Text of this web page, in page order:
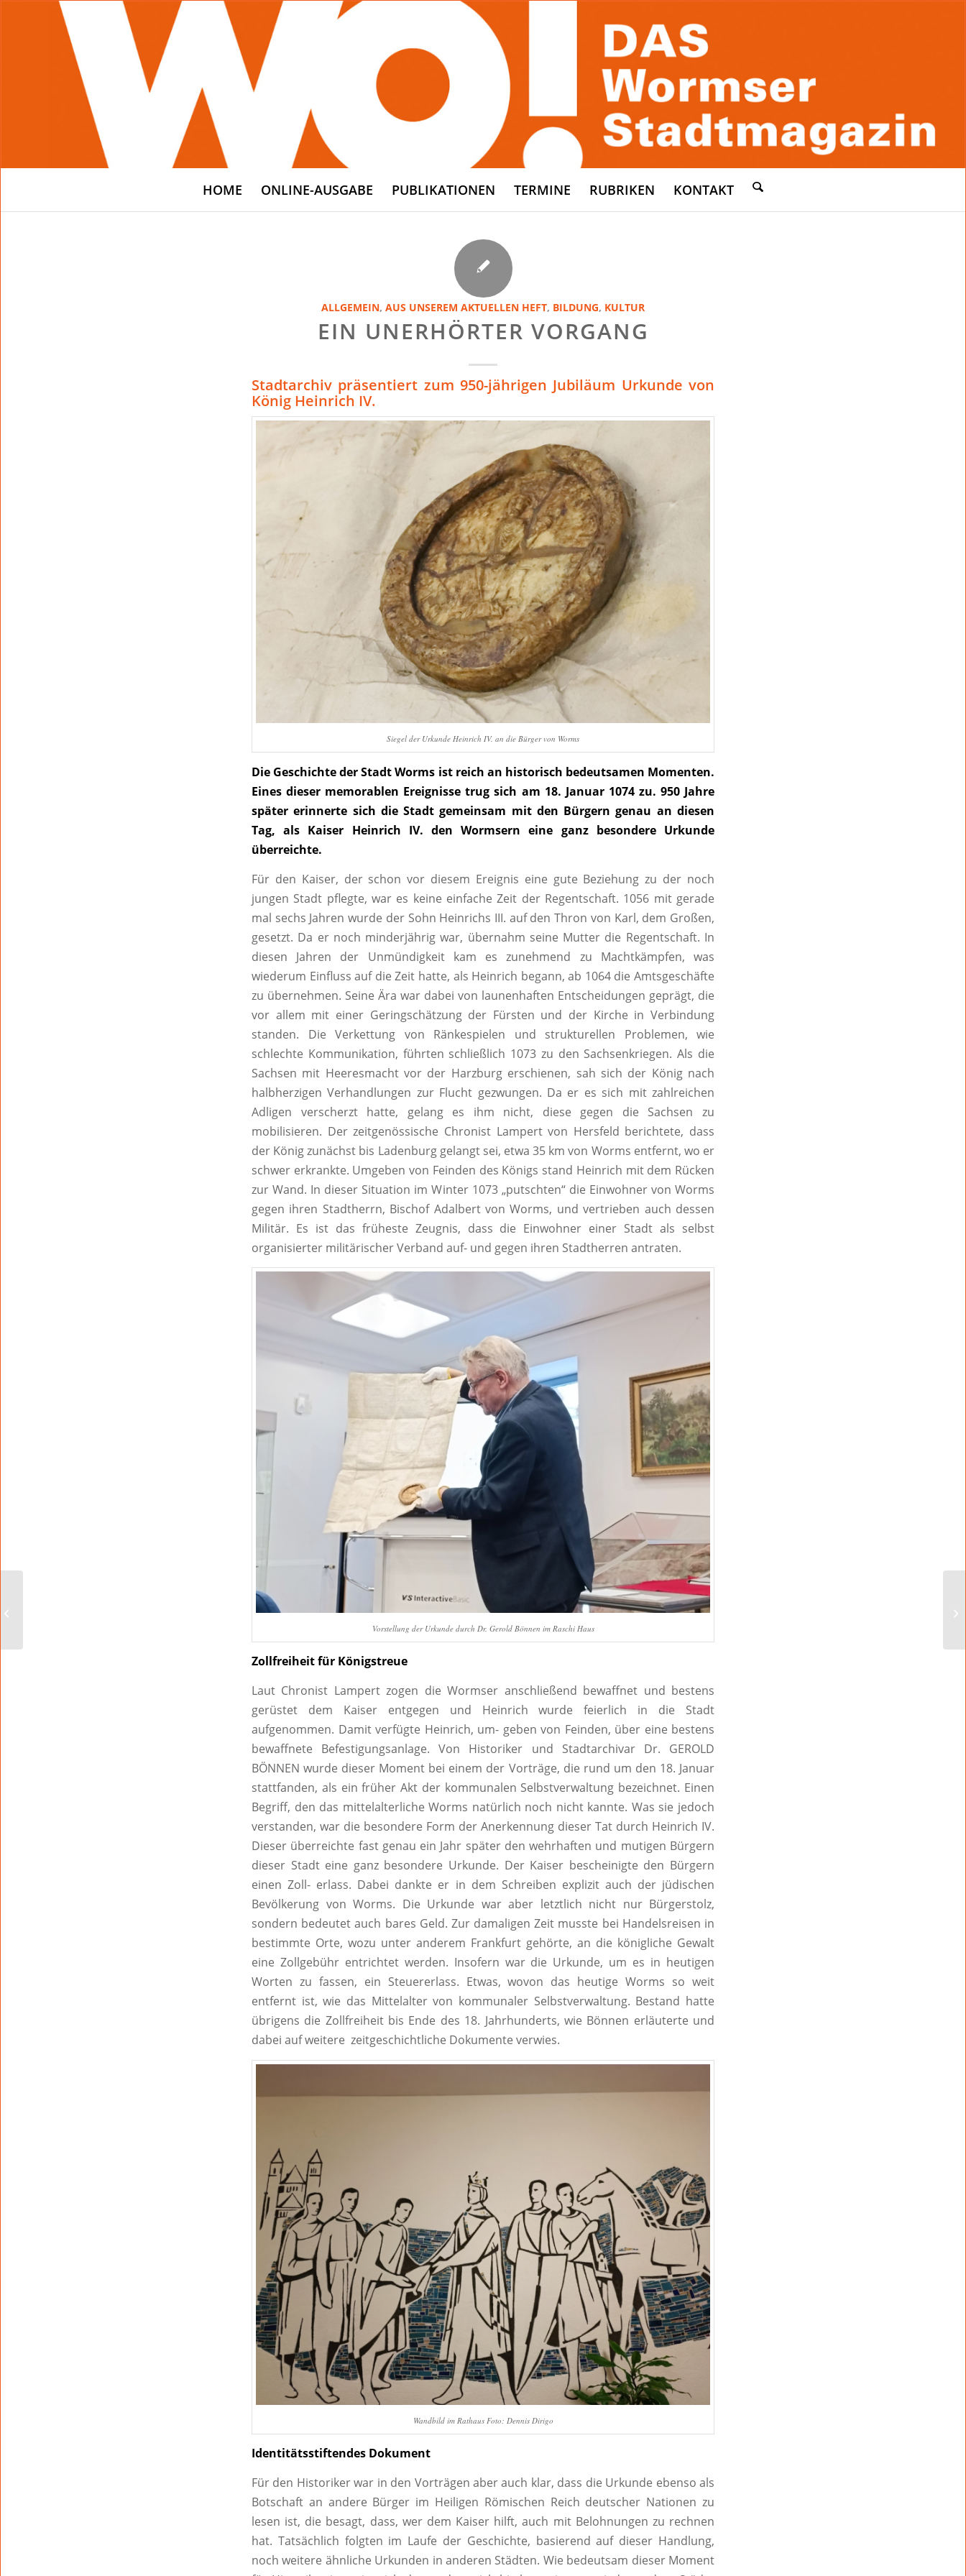
HOME ONLINE-AUSGABE PUBLIKATIONEN TERMINE RUBRIKEN KONTAKT
ALLGEMEIN, AUS UNSEREM AKTUELLEN HEFT, BILDUNG, KULTUR
EIN UNERHÖRTER VORGANG
Stadtarchiv präsentiert zum 950-jährigen Jubiläum Urkunde von
König Heinrich IV.
Siegel der Urkunde Heinrich IV. an die Bürger von Worms
Die Geschichte der Stadt Worms ist reich an historisch bedeutsamen Momenten.
Eines dieser memorablen Ereignisse trug sich am 18. Januar 1074 zu. 950 Jahre
später erinnerte sich die Stadt gemeinsam mit den Bürgern genau an diesen
Tag, als Kaiser Heinrich IV. den Wormsern eine ganz besondere Urkunde
überreichte.
Für den Kaiser, der schon vor diesem Ereignis eine gute Beziehung zu der noch
jungen Stadt pflegte, war es keine einfache Zeit der Regentschaft. 1056 mit gerade
mal sechs Jahren wurde der Sohn Heinrichs III. auf den Thron von Karl, dem Großen,
gesetzt. Da er noch minderjährig war, übernahm seine Mutter die Regentschaft. In
diesen Jahren der Unmündigkeit kam es zunehmend zu Machtkämpfen, was
wiederum Einfluss auf die Zeit hatte, als Heinrich begann, ab 1064 die Amtsgeschäfte
zu übernehmen. Seine Ära war dabei von launenhaften Entscheidungen geprägt, die
vor allem mit einer Geringschätzung der Fürsten und der Kirche in Verbindung
standen. Die Verkettung von Ränkespielen und strukturellen Problemen, wie
schlechte Kommunikation, führten schließlich 1073 zu den Sachsenkriegen. Als die
Sachsen mit Heeresmacht vor der Harzburg erschienen, sah sich der König nach
halbherzigen Verhandlungen zur Flucht gezwungen. Da er es sich mit zahlreichen
Adligen verscherzt hatte, gelang es ihm nicht, diese gegen die Sachsen zu
mobilisieren. Der zeitgenössische Chronist Lampert von Hersfeld berichtete, dass
der König zunächst bis Ladenburg gelangt sei, etwa 35 km von Worms entfernt, wo er
schwer erkrankte. Umgeben von Feinden des Königs stand Heinrich mit dem Rücken
zur Wand. In dieser Situation im Winter 1073 „putschten“ die Einwohner von Worms
gegen ihren Stadtherrn, Bischof Adalbert von Worms, und vertrieben auch dessen
Militär. Es ist das früheste Zeugnis, dass die Einwohner einer Stadt als selbst
organisierter militärischer Verband auf- und gegen ihren Stadtherren antraten.
Vorstellung der Urkunde durch Dr. Gerold Bönnen im Raschi Haus
Zollfreiheit für Königstreue
Laut Chronist Lampert zogen die Wormser anschließend bewaffnet und bestens
gerüstet dem Kaiser entgegen und Heinrich wurde feierlich in die Stadt
aufgenommen. Damit verfügte Heinrich, um- geben von Feinden, über eine bestens
bewaffnete Befestigungsanlage. Von Historiker und Stadtarchivar Dr. GEROLD
BÖNNEN wurde dieser Moment bei einem der Vorträge, die rund um den 18. Januar
stattfanden, als ein früher Akt der kommunalen Selbstverwaltung bezeichnet. Einen
Begriff, den das mittelalterliche Worms natürlich noch nicht kannte. Was sie jedoch
verstanden, war die besondere Form der Anerkennung dieser Tat durch Heinrich IV.
Dieser überreichte fast genau ein Jahr später den wehrhaften und mutigen Bürgern
dieser Stadt eine ganz besondere Urkunde. Der Kaiser bescheinigte den Bürgern
einen Zoll- erlass. Dabei dankte er in dem Schreiben explizit auch der jüdischen
Bevölkerung von Worms. Die Urkunde war aber letztlich nicht nur Bürgerstolz,
sondern bedeutet auch bares Geld. Zur damaligen Zeit musste bei Handelsreisen in
bestimmte Orte, wozu unter anderem Frankfurt gehörte, an die königliche Gewalt
eine Zollgebühr entrichtet werden. Insofern war die Urkunde, um es in heutigen
Worten zu fassen, ein Steuererlass. Etwas, wovon das heutige Worms so weit
entfernt ist, wie das Mittelalter von kommunaler Selbstverwaltung. Bestand hatte
übrigens die Zollfreiheit bis Ende des 18. Jahrhunderts, wie Bönnen erläuterte und
dabei auf weitere zeitgeschichtliche Dokumente verwies.
Wandbild im Rathaus Foto: Dennis Dirigo
Identitätsstiftendes Dokument
Für den Historiker war in den Vorträgen aber auch klar, dass die Urkunde ebenso als
Botschaft an andere Bürger im Heiligen Römischen Reich deutscher Nationen zu
lesen ist, die besagt, dass, wer dem Kaiser hilft, auch mit Belohnungen zu rechnen
hat. Tatsächlich folgten im Laufe der Geschichte, basierend auf dieser Handlung,
noch weitere ähnliche Urkunden in anderen Städten. Wie bedeutsam dieser Moment